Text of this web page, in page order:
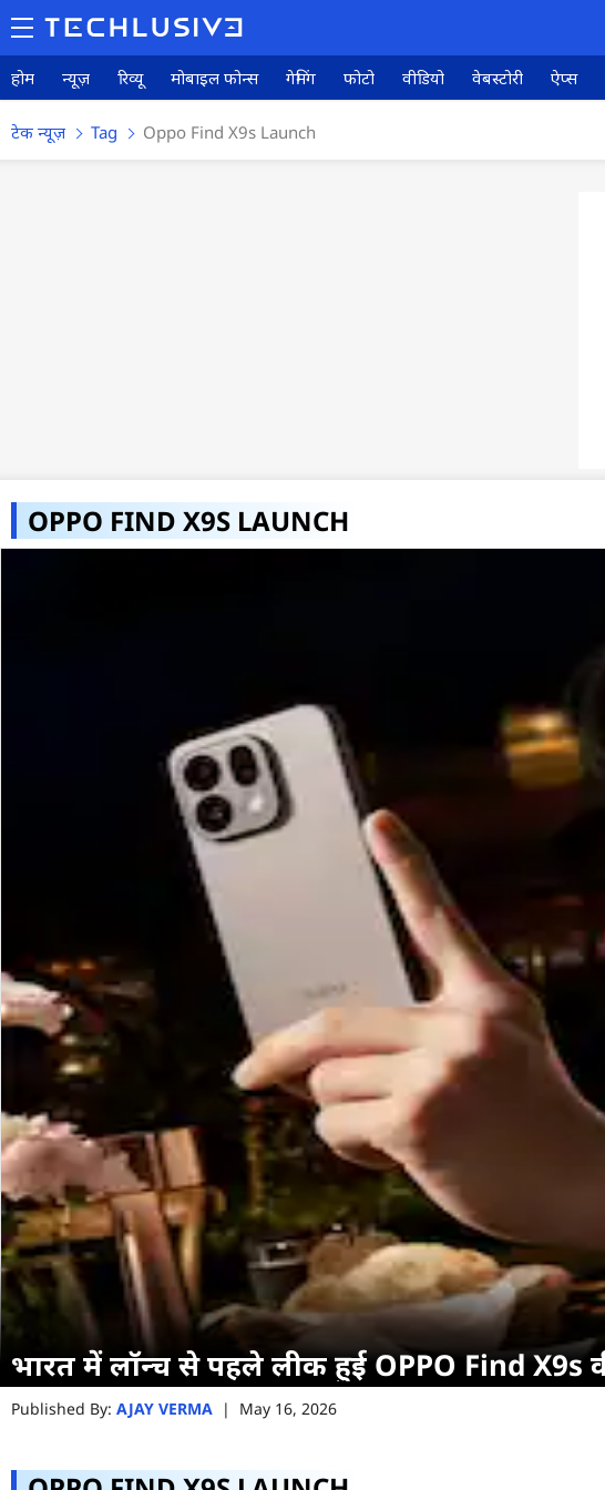
होम न्यूज़ रिव्यू मोबाइल फोन्स गेमिंग फोटो वीडियो वेबस्टोरी ऐप्स
टेक न्यूज़ Tag Oppo Find X9s Launch
OPPO FIND X9S LAUNCH
भारत में लॉन्च से पहले लीक हुई OPPO Find
Published By: AJAY VERMA | May 16, 2026